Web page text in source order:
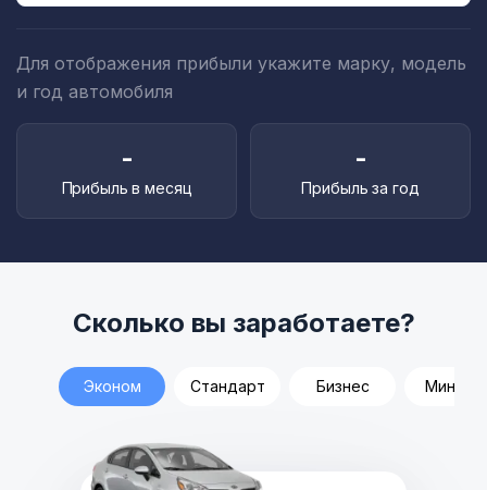
Для отображения прибыли укажите марку, модель
и год автомобиля
-
Прибыль в месяц
-
Прибыль за год
Сколько вы заработаете?
Эконом Стандарт Бизнес